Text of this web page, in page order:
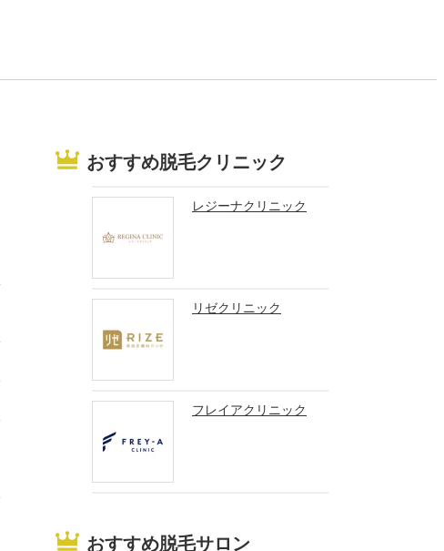
おすすめ脱毛クリニック
レジーナクリニック
リゼクリニック
フレイアクリニック
おすすめ脱毛サロン